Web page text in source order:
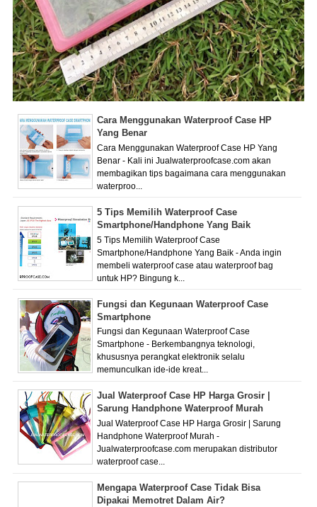
Cara Menggunakan Waterproof Case HP
Yang Benar
Cara Menggunakan Waterproof Case HP Yang
Benar - Kali ini Jualwaterproofcase.com akan
membagikan tips bagaimana cara menggunakan
waterproo...
5 Tips Memilih Waterproof Case
Smartphone/Handphone Yang Baik
5 Tips Memilih Waterproof Case
Smartphone/Handphone Yang Baik - Anda ingin
membeli waterproof case atau waterproof bag
untuk HP? Bingung k...
Fungsi dan Kegunaan Waterproof Case
Smartphone
Fungsi dan Kegunaan Waterproof Case
Smartphone - Berkembangnya teknologi,
khususnya perangkat elektronik selalu
memunculkan ide-ide kreat...
Jual Waterproof Case HP Harga Grosir |
Sarung Handphone Waterproof Murah
Jual Waterproof Case HP Harga Grosir | Sarung
Handphone Waterproof Murah -
Jualwaterproofcase.com merupakan distributor
waterproof case...
Mengapa Waterproof Case Tidak Bisa
Dipakai Memotret Dalam Air?